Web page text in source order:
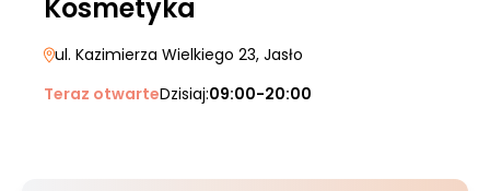
Kosmetyka
ul. Kazimierza Wielkiego 23, Jasło
Teraz otwarteDzisiaj:09:00-20:00